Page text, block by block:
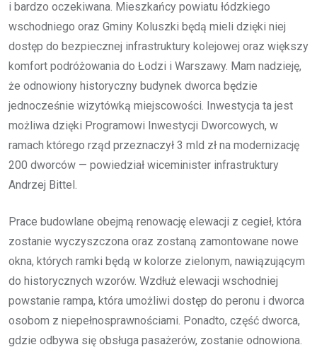
i bardzo oczekiwana. Mieszkańcy powiatu łódzkiego
wschodniego oraz Gminy Koluszki będą mieli dzięki niej
dostęp do bezpiecznej infrastruktury kolejowej oraz większy
komfort podróżowania do Łodzi i Warszawy. Mam nadzieję,
że odnowiony historyczny budynek dworca będzie
jednocześnie wizytówką miejscowości. Inwestycja ta jest
możliwa dzięki Programowi Inwestycji Dworcowych, w
ramach którego rząd przeznaczył 3 mld zł na modernizację
200 dworców — powiedział wiceminister infrastruktury
Andrzej Bittel.
Prace budowlane obejmą renowację elewacji z cegieł, która
zostanie wyczyszczona oraz zostaną zamontowane nowe
okna, których ramki będą w kolorze zielonym, nawiązującym
do historycznych wzorów. Wzdłuż elewacji wschodniej
powstanie rampa, która umożliwi dostęp do peronu i dworca
osobom z niepełnosprawnościami. Ponadto, część dworca,
gdzie odbywa się obsługa pasażerów, zostanie odnowiona.